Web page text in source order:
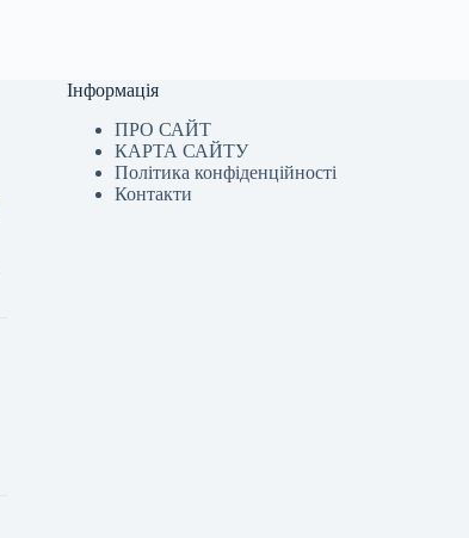
Інформація
ПРО САЙТ
КАРТА САЙТУ
Політика конфіденційності
Контакти